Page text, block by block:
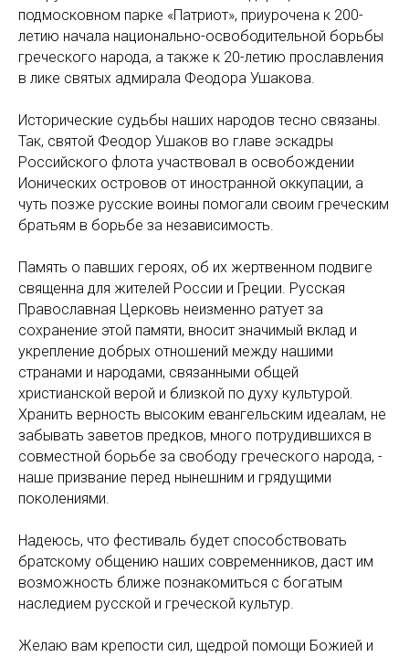
подмосковном парке «Патриот», приурочена к 200-
летию начала национально-освободительной борьбы
греческого народа, а также к 20-летию прославления
в лике святых адмирала Феодора Ушакова.
Исторические судьбы наших народов тесно связаны.
Так, святой Феодор Ушаков во главе эскадры
Российского флота участвовал в освобождении
Ионических островов от иностранной оккупации, а
чуть позже русские воины помогали своим греческим
братьям в борьбе за независимость.
Память о павших героях, об их жертвенном подвиге
священна для жителей России и Греции. Русская
Православная Церковь неизменно ратует за
сохранение этой памяти, вносит значимый вклад и
укрепление добрых отношений между нашими
странами и народами, связанными общей
христианской верой и близкой по духу культурой.
Хранить верность высоким евангельским идеалам, не
забывать заветов предков, много потрудившихся в
совместной борьбе за свободу греческого народа, -
наше призвание перед нынешним и грядущими
поколениями.
Надеюсь, что фестиваль будет способствовать
братскому общению наших современников, даст им
возможность ближе познакомиться с богатым
наследием русской и греческой культур.
Желаю вам крепости сил, щедрой помощи Божией и